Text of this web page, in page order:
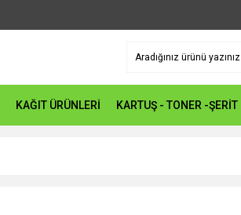
KAĞIT ÜRÜNLERİ KARTUŞ - TONER -ŞERİT